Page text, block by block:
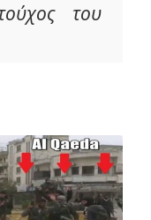
του